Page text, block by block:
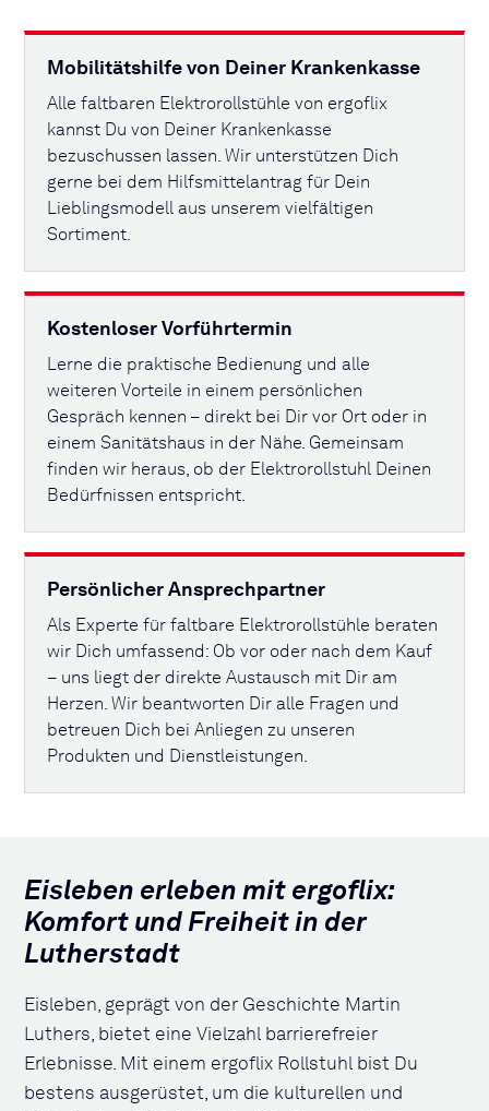
Mobilitätshilfe von Deiner Krankenkasse
Alle faltbaren Elektrorollstühle von ergoflix
kannst Du von Deiner Krankenkasse
bezuschussen lassen. Wir unterstützen Dich
gerne bei dem Hilfsmittelantrag für Dein
Lieblingsmodell aus unserem vielfältigen
Sortiment.
Kostenloser Vorführtermin
Lerne die praktische Bedienung und alle
weiteren Vorteile in einem persönlichen
Gespräch kennen – direkt bei Dir vor Ort oder in
einem Sanitätshaus in der Nähe. Gemeinsam
finden wir heraus, ob der Elektrorollstuhl Deinen
Bedürfnissen entspricht.
Persönlicher Ansprechpartner
Als Experte für faltbare Elektrorollstühle beraten
wir Dich umfassend: Ob vor oder nach dem Kauf
– uns liegt der direkte Austausch mit Dir am
Herzen. Wir beantworten Dir alle Fragen und
betreuen Dich bei Anliegen zu unseren
Produkten und Dienstleistungen.
Eisleben erleben mit ergoflix:
Komfort und Freiheit in der
Lutherstadt
Eisleben, geprägt von der Geschichte Martin
Luthers, bietet eine Vielzahl barrierefreier
Erlebnisse. Mit einem ergoflix Rollstuhl bist Du
bestens ausgerüstet, um die kulturellen und